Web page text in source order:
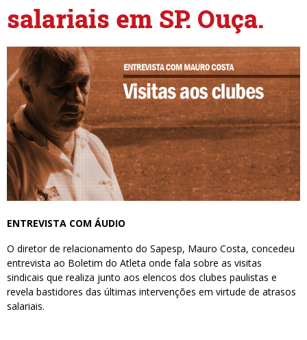
salariais em SP. Ouça.
ENTREVISTA COM ÁUDIO
O diretor de relacionamento do Sapesp, Mauro Costa, concedeu
entrevista ao Boletim do Atleta onde fala sobre as visitas
sindicais que realiza junto aos elencos dos clubes paulistas e
revela bastidores das últimas intervenções em virtude de atrasos
salariais.